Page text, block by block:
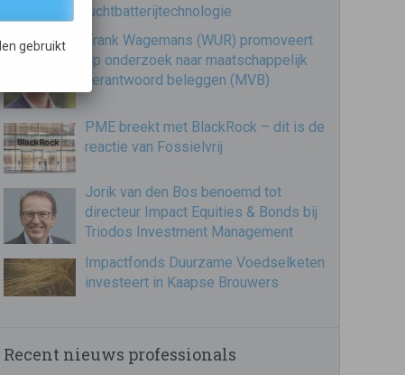
luchtbatterijtechnologie
Frank Wagemans (WUR) promoveert
op onderzoek naar maatschappelijk
verantwoord beleggen (MVB)
PME breekt met BlackRock – dit is de
reactie van Fossielvrij
Jorik van den Bos benoemd tot
directeur Impact Equities & Bonds bij
Triodos Investment Management
Impactfonds Duurzame Voedselketen
investeert in Kaapse Brouwers
Recent nieuws professionals
gebruikt